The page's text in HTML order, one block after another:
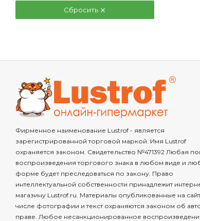
Сбросить
Фирменное наименование Lustrof - является
зарегистрированной торговой маркой. Имя Lustrof
охраняется законом. Свидетельство №471392 Любая
воспроизведения торгового знака в любом виде и
форме будет преследоваться по закону. Право
интеллектуальной собственности принадлежит
магазину Lustrof.ru. Материалы опубликованные на
числе фотографии и текст охраняются законом об
праве. Любое несанкционированное